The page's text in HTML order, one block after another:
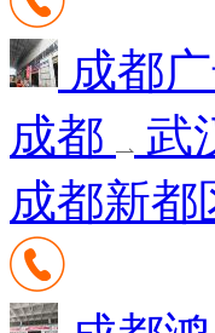
成都
成都
武
成都新都